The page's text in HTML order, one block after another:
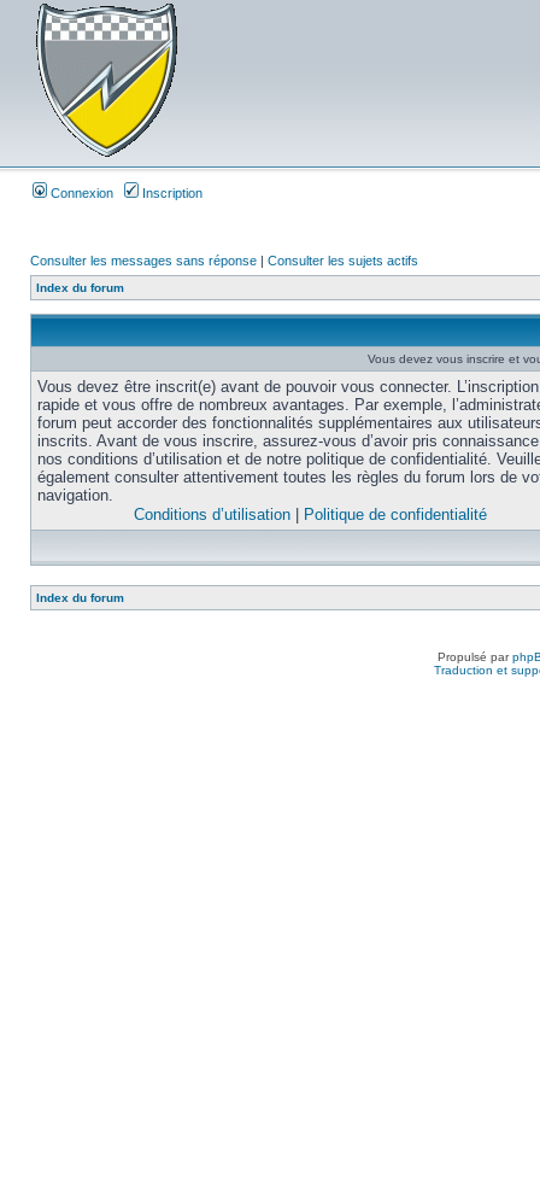
Connexion Inscription
Consulter les messages sans réponse | Consulter les sujets actifs
Index du forum
Vous devez vous inscrire et
Vous devez être inscrit(e) avant de pouvoir vous connecter.
rapide et vous offre de nombreux avantages. Par exemple,
forum peut accorder des fonctionnalités supplémentaires aux
inscrits. Avant de vous inscrire, assurez-vous d’avoir pris
nos conditions d’utilisation et de notre politique de confidentialité.
également consulter attentivement toutes les règles du forum lors de
navigation.
Conditions d’utilisation
Politique de confidentialité
Index du forum
Propulsé par
Traduction et